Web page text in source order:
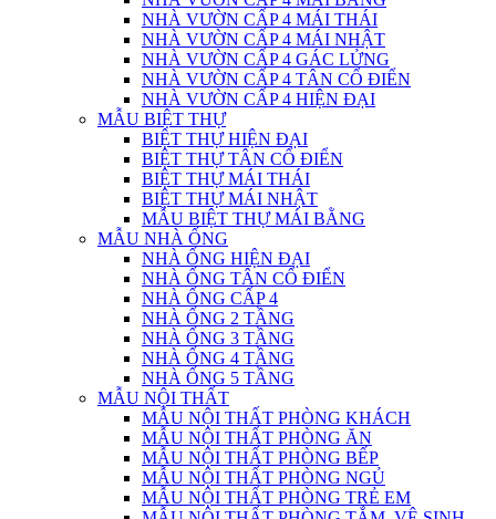
NHÀ VƯỜN CẤP 4 MÁI THÁI
NHÀ VƯỜN CẤP 4 MÁI NHẬT
NHÀ VƯỜN CẤP 4 GÁC LỬNG
NHÀ VƯỜN CẤP 4 TÂN CỔ ĐIỂN
NHÀ VƯỜN CẤP 4 HIỆN ĐẠI
MẪU BIỆT THỰ
BIỆT THỰ HIỆN ĐẠI
BIỆT THỰ TÂN CỔ ĐIỂN
BIỆT THỰ MÁI THÁI
BIỆT THỰ MÁI NHẬT
MẪU BIỆT THỰ MÁI BẰNG
MẪU NHÀ ỐNG
NHÀ ỐNG HIỆN ĐẠI
NHÀ ỐNG TÂN CỔ ĐIỂN
NHÀ ỐNG CẤP 4
NHÀ ỐNG 2 TẦNG
NHÀ ỐNG 3 TẦNG
NHÀ ỐNG 4 TẦNG
NHÀ ỐNG 5 TẦNG
MẪU NỘI THẤT
MẪU NỘI THẤT PHÒNG KHÁCH
MẪU NỘI THẤT PHÒNG ĂN
MẪU NỘI THẤT PHÒNG BẾP
MẪU NỘI THẤT PHÒNG NGỦ
MẪU NỘI THẤT PHÒNG TRẺ EM